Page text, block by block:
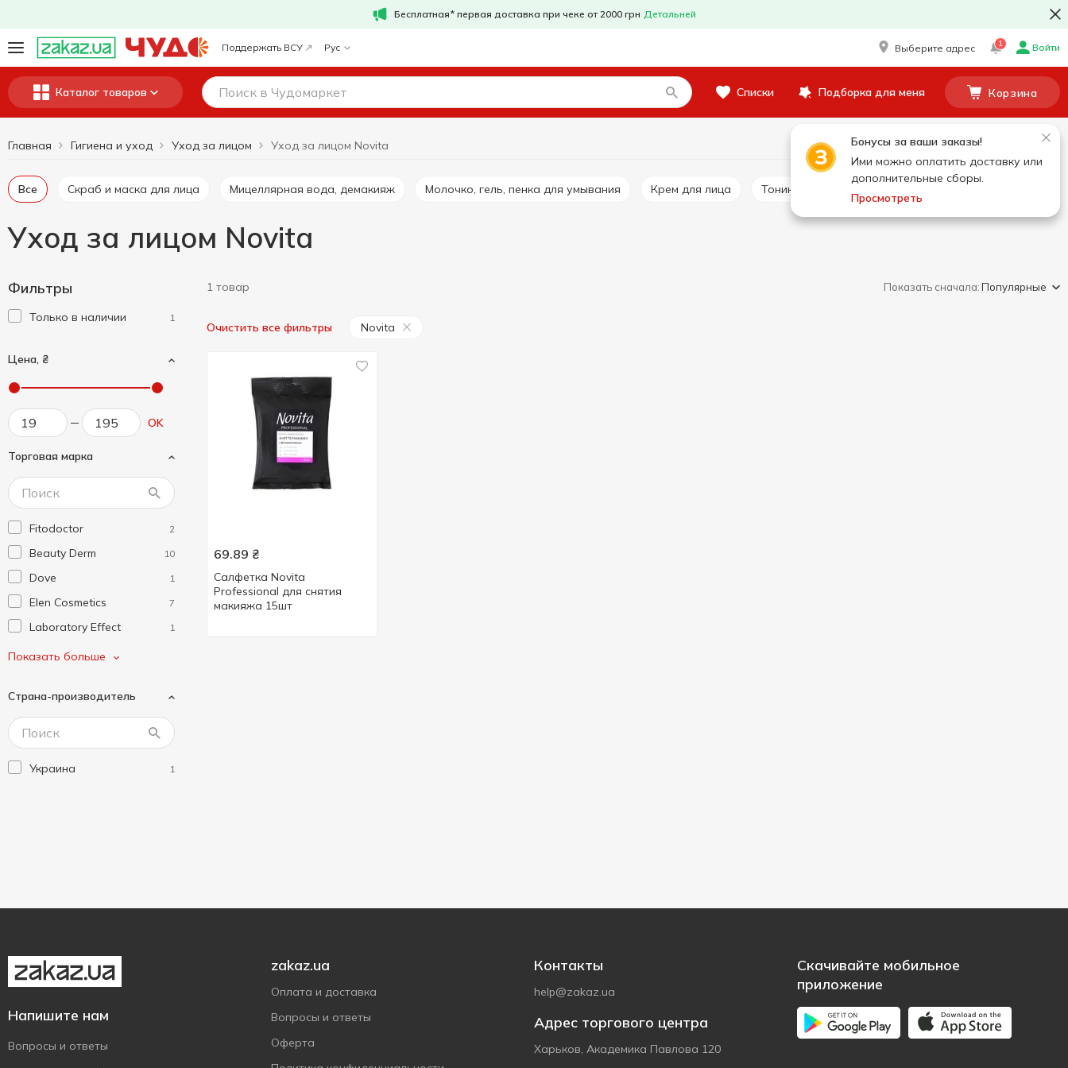
Бесплатная* первая доставка при чеке от 2000 грн Детальней
Поддержать ВСУ Рус Выберите адрес 1 Войти
Каталог товаров Списки Подборка для меня Корзина
Бонусы за ваши заказы!
Ими можно оплатить доставку или
дополнительные сборы.
Просмотреть
Главная Гигиена и уход Уход за лицом Уход за лицом Novita
Все Скраб и маска для лица Мицеллярная вода, демакияж Молочко, гель, пенка для умывания Крем для лица Тоник и лосьон для лица
Уход за лицом Novita
Фильтры
Только в наличии 1
Цена, ₴
OK
Торговая марка
Fitodoctor 2
Beauty Derm 10
Dove 1
Elen Cosmetics 7
Laboratory Effect 1
Nivea
Salutarc Juice 1
The Lab Beauty 1
Показать больше
Страна-производитель
Украина 1
1 товар Показать сначала:Популярные
Очистить все фильтры Novita
69.89 ₴
Салфетка Novita
Professional для снятия
макияжа 15шт
Напишите нам
Вопросы и ответы
zakaz.ua
Оплата и доставка
Вопросы и ответы
Оферта
Контакты
help@zakaz.ua
Адрес торгового центра
Харьков, Академика Павлова 120
Скачивайте мобильное
приложение